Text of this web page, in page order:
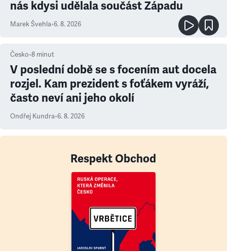
nás kdysi udělala součást Západu
Marek Švehla•6. 8. 2026
Česko•8 minut
V poslední době se s focením aut docela
rozjel. Kam prezident s foťákem vyráží,
často neví ani jeho okolí
Ondřej Kundra•6. 8. 2026
Respekt Obchod